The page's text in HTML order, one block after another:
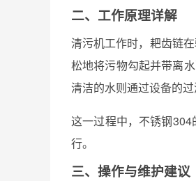
二、工作原理详解
清污机工作时，耙齿链
松地将污物勾起并带离
清洁的水则通过设备的过
这一过程中，不锈钢
行。
三、操作与维护建议